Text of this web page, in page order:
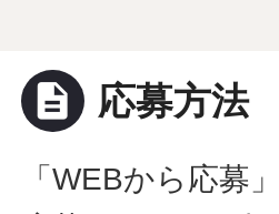
description 応募方法
「WEBから応募